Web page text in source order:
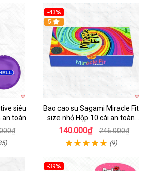
siêu
an toàn
-43%
Hot
5
Bao cao su Sagami Miracle Fit
size nhỏ Hộp 10 cái an toàn
mềm mịn
140.000₫ 246.000₫
(9)
-39%